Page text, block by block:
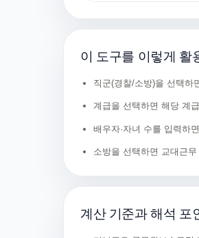
이 도구를 이렇게 활
직군(경찰/소방)을 선택하
계급을 선택하면 해당 계
배우자·자녀 수를 입력하
소방을 선택하면 교대근
계산 기준과 해석 포